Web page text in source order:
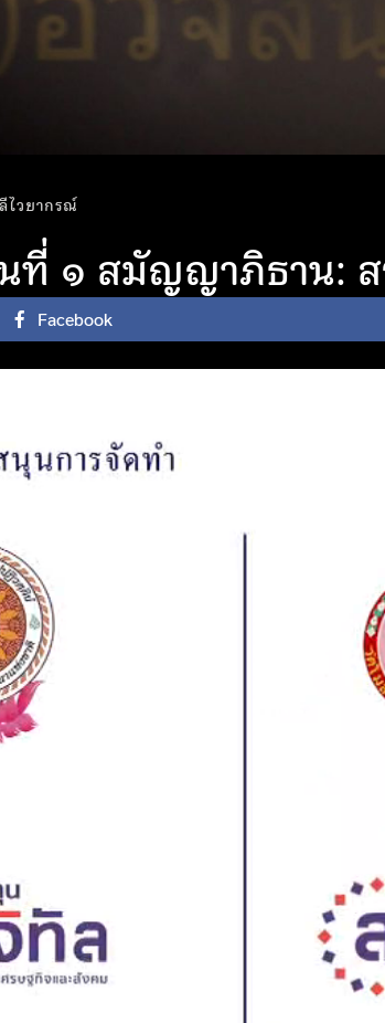
ไวยากรณ์
ที่ ๑ สมัญญาภิธาน:
Facebook